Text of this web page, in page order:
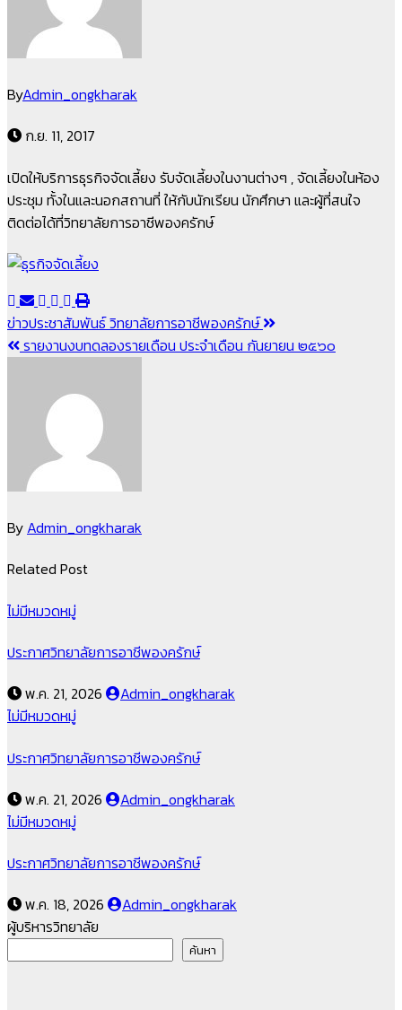
ByAdmin_ongkharak
ก.ย. 11, 2017
เปิดให้บริการธุรกิจจัดเลี้ยง รับจัดเลี้ยงในงานต่างๆ , จัดเลี้ยงในห้อง
ประชุม ทั้งในและนอกสถานที่ ให้กับนักเรียน นักศึกษา และผู้ที่สนใจ
ติดต่อได้ที่วิทยาลัยการอาชีพองครักษ์
แนะแนว
เรื่อง
ข่าวประชาสัมพันธ์ วิทยาลัยการอาชีพองครักษ์
รายงานงบทดลองรายเดือน ประจำเดือน กันยายน ๒๕๖๐
By Admin_ongkharak
Related Post
ไม่มีหมวดหมู่
ประกาศวิทยาลัยการอาชีพองครักษ์
พ.ค. 21, 2026
Admin_ongkharak
ไม่มีหมวดหมู่
ประกาศวิทยาลัยการอาชีพองครักษ์
พ.ค. 21, 2026
Admin_ongkharak
ไม่มีหมวดหมู่
ประกาศวิทยาลัยการอาชีพองครักษ์
พ.ค. 18, 2026
Admin_ongkharak
ผู้บริหารวิทยาลัย
ค้นหา